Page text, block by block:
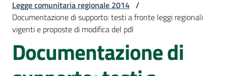
la
Sessione
europea
La
Legge comunitaria regionale 2014 /
Documentazione di supporto: testi a fronte leggi regionali
vigenti e proposte di modifica del pdl
Documentazione di